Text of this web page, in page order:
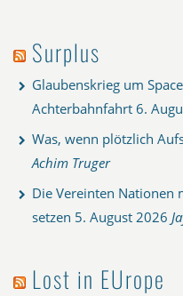
Surplus
Glaubenskrieg um
Achterbahnfahrt 6.
Was, wenn plötzlich
Achim Truger
Die Vereinten Nationen
setzen 5. August 2026
Lost in EUrope